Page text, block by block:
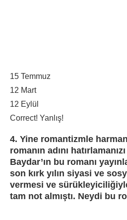
15 Temmuz
12 Mart
12 Eylül
Correct! Yanlış!
4. Yine romantizmle
romanın adını
Baydar’ın bu romanı
son kırk yılın siyasi ve
vermesi ve
tam not almıştı. Neydi bu